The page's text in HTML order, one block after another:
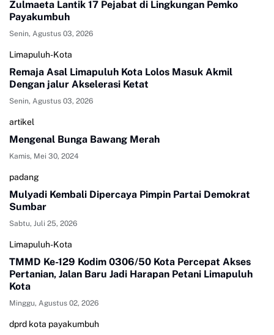
Zulmaeta Lantik 17 Pejabat di Lingkungan Pemko
Payakumbuh
Senin, Agustus 03, 2026
Limapuluh-Kota
Remaja Asal Limapuluh Kota Lolos Masuk Akmil
Dengan jalur Akselerasi Ketat
Senin, Agustus 03, 2026
artikel
Mengenal Bunga Bawang Merah
Kamis, Mei 30, 2024
padang
Mulyadi Kembali Dipercaya Pimpin Partai Demokrat
Sumbar
Sabtu, Juli 25, 2026
Limapuluh-Kota
TMMD Ke-129 Kodim 0306/50 Kota Percepat Akses
Pertanian, Jalan Baru Jadi Harapan Petani Limapuluh
Kota
Minggu, Agustus 02, 2026
dprd kota payakumbuh